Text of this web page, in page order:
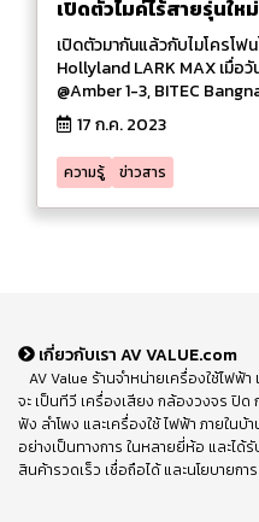
เปิดตัวไมค์ไร้สายรุ่นใ
เปิดตัวมากันแล้วกับไมโครโ
Hollyland LARK MAX เมื่อ
@Amber 1-3, BITEC
17 ก.ค. 2023
ความรู้ ข่าวสาร
เกี่ยวกับเรา AV VALUE.com
AV Value ร้านจำหน่ายเครื่องใช้ไฟ
จะ เป็นทีวี เครื่องเสียง กล้องวงจร ปิ
ฟัง ลำโพง และเครื่องใช้ ไฟฟ้า ภายใน
อย่างเป็นทางการ ในหลายยี่ห้อ และไ
สินค้ารวดเร็ว เชื่อถือได้ และนโยบายก